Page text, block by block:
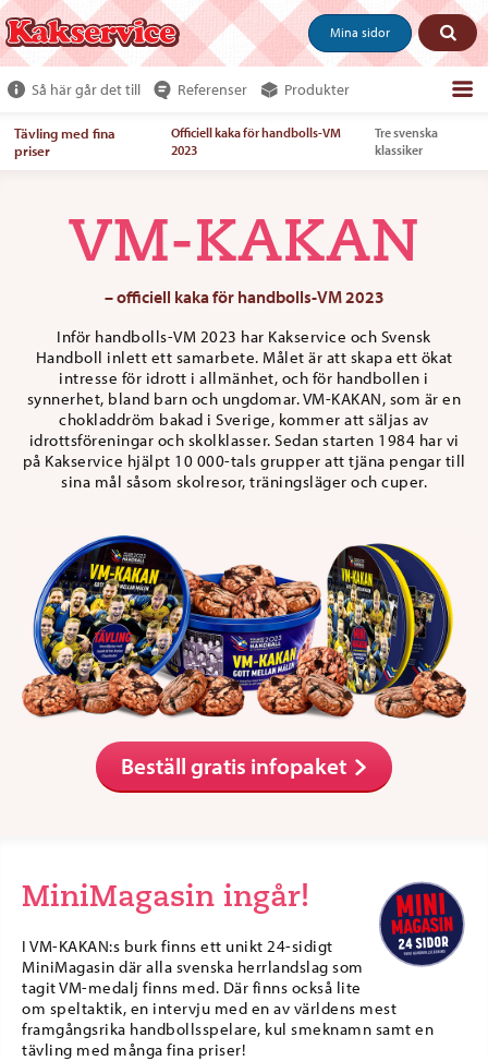
Mina sidor
Så här går det till Referenser Produkter
Om webshoppen
Kundservice
Tjäna pengar
Tävling med fina
priser
Officiell kaka för handbolls-VM
2023
Tre svenska
klassiker
VM-KAKAN
– officiell kaka för handbolls-VM 2023
Inför handbolls-VM 2023 har Kakservice och Svensk
Handboll inlett ett samarbete. Målet är att skapa ett ökat
intresse för idrott i allmänhet, och för handbollen i
synnerhet, bland barn och ungdomar. VM-KAKAN, som är en
chokladdröm bakad i Sverige, kommer att säljas av
idrottsföreningar och skolklasser. Sedan starten 1984 har vi
på Kakservice hjälpt 10 000-tals grupper att tjäna pengar till
sina mål såsom skolresor, träningsläger och cuper.
Beställ gratis infopaket
MiniMagasin ingår!
I VM-KAKAN:s burk finns ett unikt 24-sidigt
MiniMagasin där alla svenska herrlandslag som
tagit VM-medalj finns med. Där finns också lite
om speltaktik, en intervju med en av världens mest
framgångsrika handbollsspelare, kul smeknamn samt en
tävling med många fina priser!